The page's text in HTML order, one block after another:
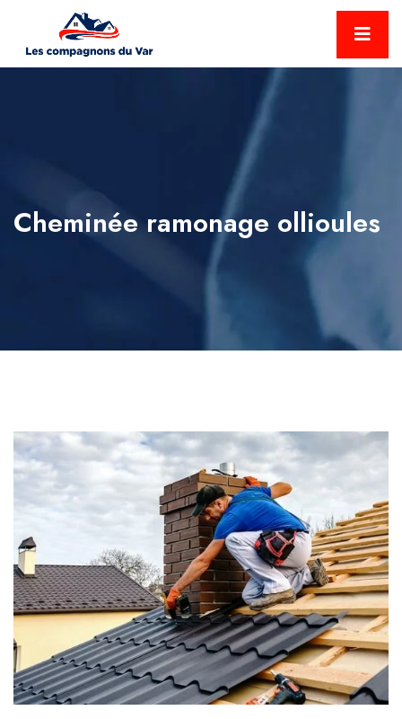
Cheminée ramonage ollioules